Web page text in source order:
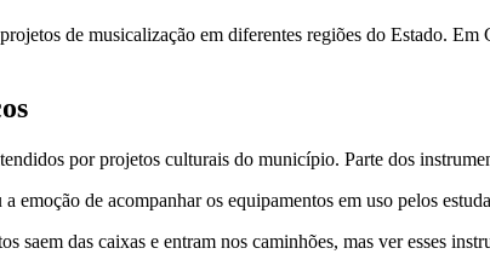
de musicalização em diferentes regiões do Estado.
por projetos culturais do município. Parte dos
emoção de acompanhar os equipamentos em uso pelos
saem das caixas e entram nos caminhões, mas ver esses